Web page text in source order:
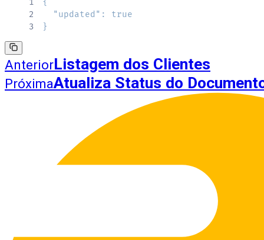
1
{
2
"updated" :
true
3
}
AnteriorListagem dos Clientes
PróximaAtualiza Status do